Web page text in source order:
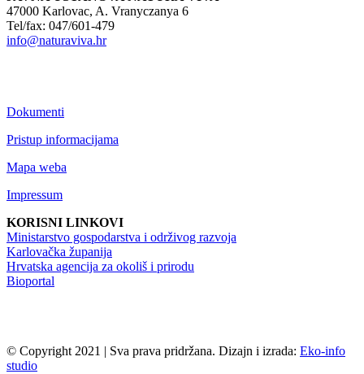
47000 Karlovac, A. Vranyczanya 6
Tel/fax: 047/601-479
info@naturaviva.hr
Dokumenti
Pristup informacijama
Mapa weba
Impressum
KORISNI LINKOVI
Ministarstvo gospodarstva i održivog razvoja
Karlovačka županija
Hrvatska agencija za okoliš i prirodu
Bioportal
© Copyright 2021 | Sva prava pridržana. Dizajn i izrada: Eko-info
studio